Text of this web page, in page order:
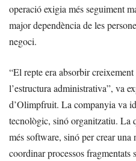
operació exigia més seguiment
major dependència de les
negoci.
“El repte era absorbir
l’estructura administrativa”, va
d’Olimpfruit. La companyia va
tecnològic, sinó organitzatiu. La
més software, sinó per crear una
coordinar processos fragmentats